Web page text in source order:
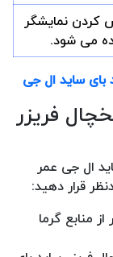
کردن نمایشگر
می شود.
بای ساید ال جی
فریزر
ال جی عمر
قرار دهید:
منابع گرما